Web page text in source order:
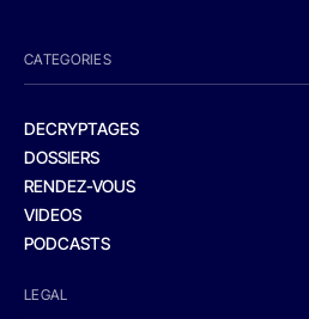
CATEGORIES
DECRYPTAGES
DOSSIERS
RENDEZ-VOUS
VIDEOS
PODCASTS
LEGAL